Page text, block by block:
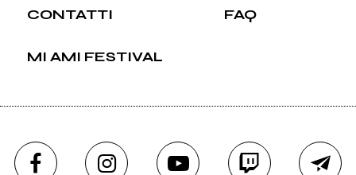
CONTATTI FAQ
MI AMI FESTIVAL